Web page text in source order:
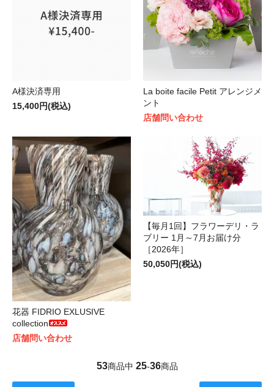
A様決済専用
15,400円(税込)
La boite facile Petit アレンジメ
ント
店舗問い合わせ
花器 FIDRIO EXLUSIVE
collection
店舗問い合わせ
【毎月1回】フラワーデリ・ラ
ブリー 1月～7月お届け分
［2026年］
50,050円(税込)
53商品中 25-36商品